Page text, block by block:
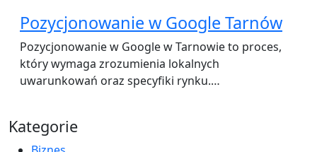
Pozycjonowanie w Google Tarnów
Pozycjonowanie w Google w Tarnowie to proces,
który wymaga zrozumienia lokalnych
uwarunkowań oraz specyfiki rynku.…
Kategorie